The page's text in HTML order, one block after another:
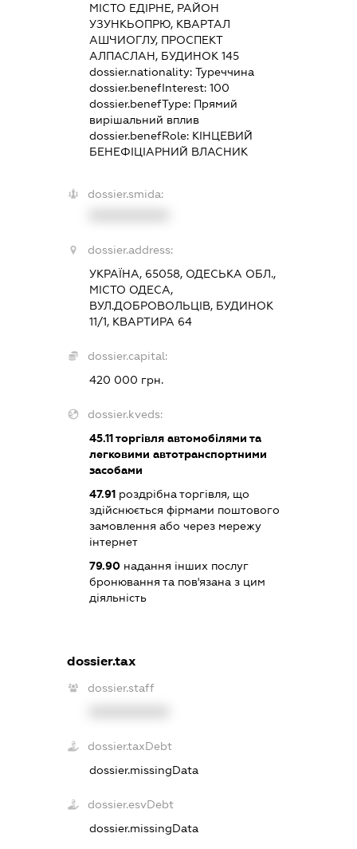
МІСТО ЕДІРНЕ, РАЙОН
УЗУНКЬОПРЮ, КВАРТАЛ
АШЧИОГЛУ, ПРОСПЕКТ
АЛПАСЛАН, БУДИНОК 145
dossier.nationality: Туреччина
dossier.benefInterest: 100
dossier.benefType: Прямий
вирішальний вплив
dossier.benefRole: КІНЦЕВИЙ
БЕНЕФІЦІАРНИЙ ВЛАСНИК
dossier.smida:
dossier.address:
УКРАЇНА, 65058, ОДЕСЬКА ОБЛ.,
МІСТО ОДЕСА,
ВУЛ.ДОБРОВОЛЬЦІВ, БУДИНОК
11/1, КВАРТИРА 64
dossier.capital:
420 000 грн.
dossier.kveds:
45.11торгівля автомобілями та
легковими автотранспортними
засобами
47.91роздрібна торгівля, що
здійснюється фірмами поштового
замовлення або через мережу
інтернет
79.90надання інших послуг
бронювання та пов'язана з цим
діяльність
dossier.tax
dossier.staff
dossier.taxDebt
dossier.missingData
dossier.esvDebt
dossier.missingData